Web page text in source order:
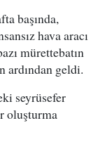
başında,
hava aracı
mürettebatın
ardından geldi.
seyrüsefer
oluşturma